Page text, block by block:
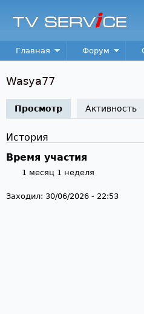
TV
Service
Main menu
Главная Форум
Wasya77
Просмотр (активная
Активность
История
Время участия
1 месяц 1 неделя
Заходил: 30/06/2026 - 22:53